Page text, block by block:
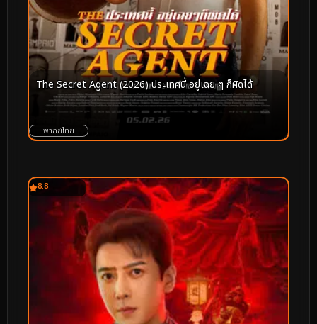
The Secret Agent (2026) ประเทศนี้ อยู่เฉย ๆ ก็ผิดได้
พากย์ไทย
8.8